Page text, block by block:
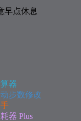
早点休息
器
步数修改
器 Plus